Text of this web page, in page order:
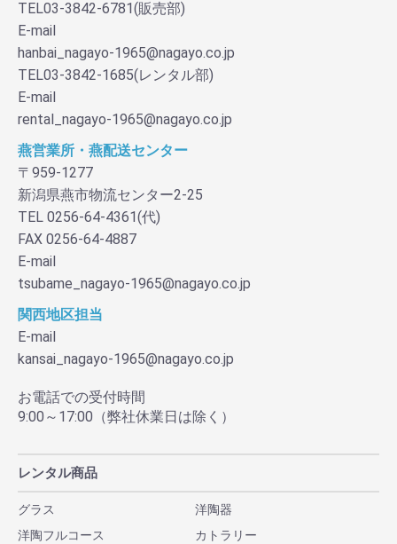
TEL03-3842-6781(販売部)
E-mail
hanbai_nagayo-1965@nagayo.co.jp
TEL03-3842-1685(レンタル部)
E-mail
rental_nagayo-1965@nagayo.co.jp
燕営業所・燕配送センター
〒959-1277
新潟県燕市物流センター2-25
TEL 0256-64-4361(代)
FAX 0256-64-4887
E-mail
tsubame_nagayo-1965@nagayo.co.jp
関西地区担当
E-mail
kansai_nagayo-1965@nagayo.co.jp
お電話での受付時間
9:00～17:00（弊社休業日は除く）
レンタル商品
グラス
洋陶器
洋陶フルコース
カトラリー